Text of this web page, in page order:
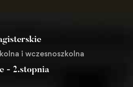
i wczesnoszkolna
- 2.stopnia